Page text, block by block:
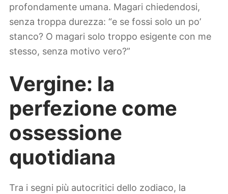
profondamente umana. Magari chiedendosi,
senza troppa durezza: “e se fossi solo un po’
stanco? O magari solo troppo esigente con me
stesso, senza motivo vero?”
Vergine: la
perfezione come
ossessione
quotidiana
Tra i segni più autocritici dello zodiaco, la